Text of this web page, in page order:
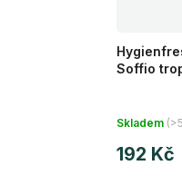
Soffio
Skladem
192 Kč